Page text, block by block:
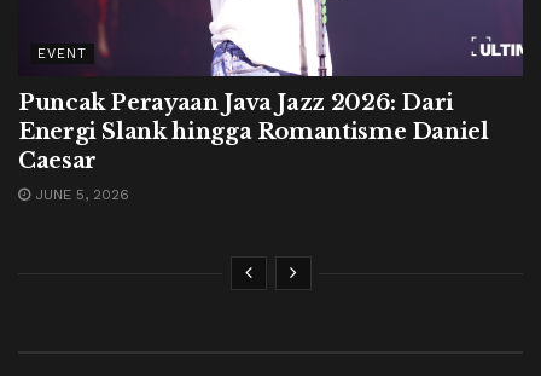
EVENT
Puncak Perayaan Java Jazz 2026: Dari
Energi Slank hingga Romantisme Daniel
Caesar
JUNE 5, 2026